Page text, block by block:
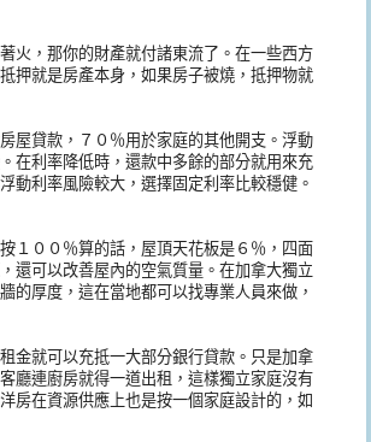
火，那你的財產就付諸東流了。在一些西方
押就是房產本身，如果房子被燒，抵押物就
屋貸款，７０％用於家庭的其他開支。浮動
在利率降低時，還款中多餘的部分就用來充
動利率風險較大，選擇固定利率比較穩健。
１００％算的話，屋頂天花板是６％，四面
還可以改善屋內的空氣質量。在加拿大獨立
的厚度，這在當地都可以找專業人員來做，
金就可以充抵一大部分銀行貸款。只是加拿
廳連廚房就得一道出租，這樣獨立家庭沒有
房在資源供應上也是按一個家庭設計的，如